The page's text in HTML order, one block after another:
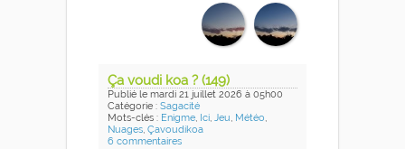
Ça voudi koa ? (149)
Publié le mardi 21 juillet 2026 à 05h00
Catégorie : Sagacité
Mots-clés : Enigme, Ici, Jeu, Météo,
Nuages, Çavoudikoa
6 commentaires